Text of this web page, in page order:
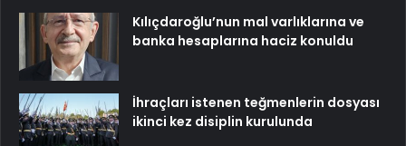
Kılıçdaroğlu’nun mal varlıklarına ve
banka hesaplarına haciz konuldu
İhraçları istenen teğmenlerin dosyası
ikinci kez disiplin kurulunda